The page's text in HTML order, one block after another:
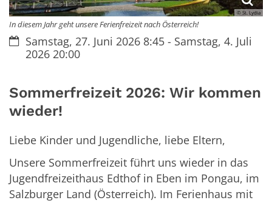
© St. Lydia
In diesem Jahr geht unsere Ferienfreizeit nach Österreich!
Datum:
Samstag, 27. Juni 2026 8:45 - Samstag, 4. Juli
2026 20:00
Sommerfreizeit 2026: Wir kommen
wieder!
Liebe Kinder und Jugendliche, liebe Eltern,
Unsere Sommerfreizeit führt uns wieder in das
Jugendfreizeithaus Edthof in Eben im Pongau, im
Salzburger Land (Österreich). Im Ferienhaus mit